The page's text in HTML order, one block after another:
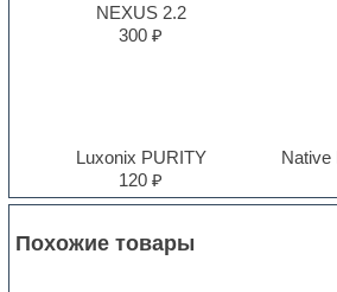
NEXUS 2.2
300 ₽
Luxonix PURITY
120 ₽
Native
Похожие товары